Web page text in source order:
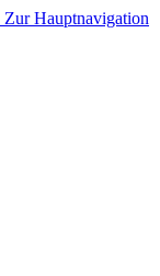
Zur Hauptnavigation